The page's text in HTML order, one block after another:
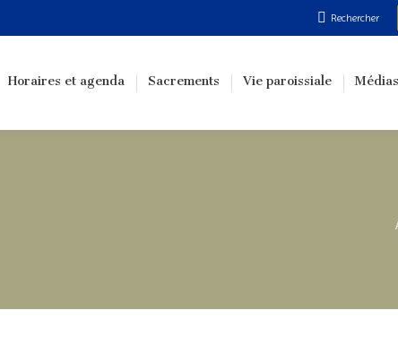
Recherche
:
Rechercher
Horaires et agenda Sacrements Vie paroissiale Médias